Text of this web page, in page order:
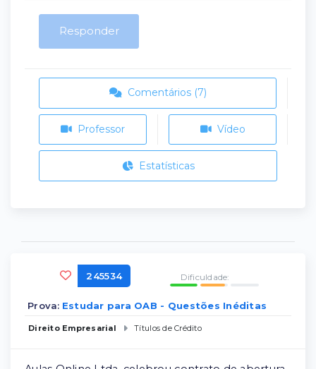
Responder
Comentários (7)
Professor Vídeo
Estatísticas
245534 Dificuldade:
Prova: Estudar para OAB - Questões Inéditas
Direito Empresarial Títulos de Crédito